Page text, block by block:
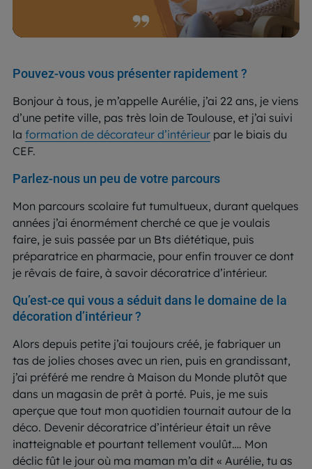
Pouvez-vous vous présenter rapidement ?
Bonjour à tous, je m’appelle Aurélie, j’ai 22 ans, je viens
d’une petite ville, pas très loin de Toulouse, et j’ai suivi
la formation de décorateur d’intérieur par le biais du
CEF.
Parlez-nous un peu de votre parcours
Mon parcours scolaire fut tumultueux, durant quelques
années j’ai énormément cherché ce que je voulais
faire, je suis passée par un Bts diététique, puis
préparatrice en pharmacie, pour enfin trouver ce dont
je rêvais de faire, à savoir décoratrice d’intérieur.
Qu’est-ce qui vous a séduit dans le domaine de la
décoration d’intérieur ?
Alors depuis petite j’ai toujours créé, je fabriquer un
tas de jolies choses avec un rien, puis en grandissant,
j’ai préféré me rendre à Maison du Monde plutôt que
dans un magasin de prêt à porté. Puis, je me suis
aperçue que tout mon quotidien tournait autour de la
déco. Devenir décoratrice d’intérieur était un rêve
inatteignable et pourtant tellement voulût…. Mon
déclic fût le jour où ma maman m’a dit « Aurélie, tu as